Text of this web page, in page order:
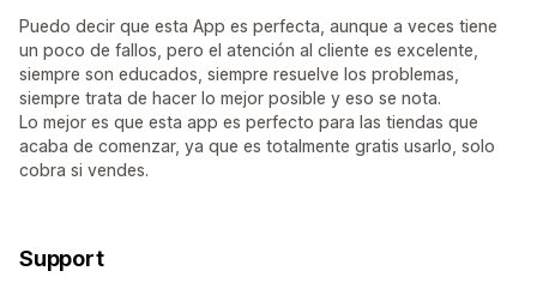
Puedo decir que esta App es perfecta, aunque a veces tiene
un poco de fallos, pero el atención al cliente es excelente,
siempre son educados, siempre resuelve los problemas,
siempre trata de hacer lo mejor posible y eso se nota.
Lo mejor es que esta app es perfecto para las tiendas que
acaba de comenzar, ya que es totalmente gratis usarlo, solo
cobra si vendes.
Support